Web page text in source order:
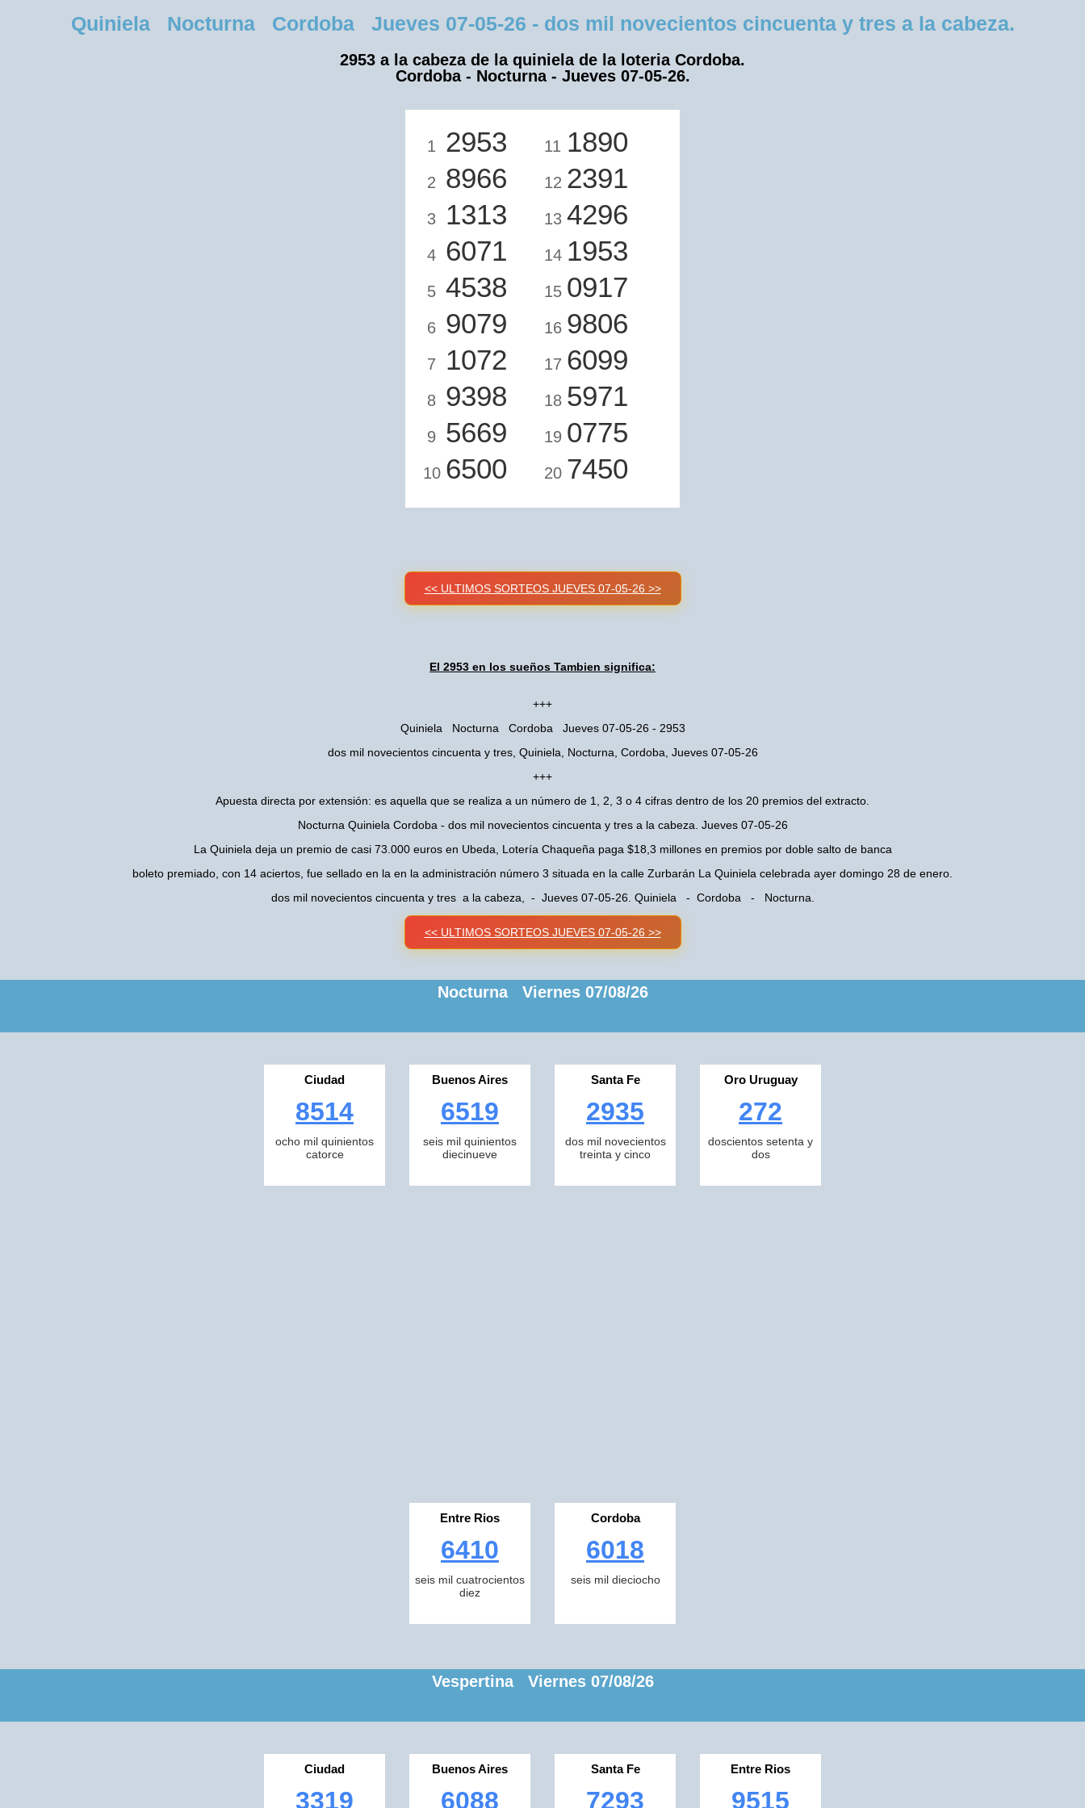
Quiniela Nocturna Cordoba Jueves 07-05-26 - dos mil novecientos cincuenta y tres a la cabeza.
2953 a la cabeza de la quiniela de la loteria Cordoba.
Cordoba - Nocturna - Jueves 07-05-26.
1 2953
2 8966
3 1313
4 6071
5 4538
6 9079
7 1072
8 9398
9 5669
10 6500
11 1890
12 2391
13 4296
14 1953
15 0917
16 9806
17 6099
18 5971
19 0775
20 7450
<< ULTIMOS SORTEOS JUEVES 07-05-26 >>
El 2953 en los sueños Tambien significa:
+++
Quiniela Nocturna Cordoba Jueves 07-05-26 - 2953
dos mil novecientos cincuenta y tres, Quiniela, Nocturna, Cordoba, Jueves 07-05-26
+++
Apuesta directa por extensión: es aquella que se realiza a un número de 1, 2, 3 o 4 cifras dentro de los 20 premios del extracto.
Nocturna Quiniela Cordoba - dos mil novecientos cincuenta y tres a la cabeza. Jueves 07-05-26
La Quiniela deja un premio de casi 73.000 euros en Ubeda, Lotería Chaqueña paga $18,3 millones en premios por doble salto de banca
boleto premiado, con 14 aciertos, fue sellado en la en la administración número 3 situada en la calle Zurbarán La Quiniela celebrada ayer domingo 28 de enero.
dos mil novecientos cincuenta y tres a la cabeza, - Jueves 07-05-26. Quiniela - Cordoba - Nocturna.
<< ULTIMOS SORTEOS JUEVES 07-05-26 >>
Nocturna Viernes 07/08/26
Ciudad
8514
ocho mil quinientos
catorce
Buenos Aires
6519
seis mil quinientos
diecinueve
Santa Fe
2935
dos mil novecientos
treinta y cinco
Oro Uruguay
272
doscientos setenta y
dos
Entre Rios
6410
seis mil cuatrocientos
diez
Cordoba
6018
seis mil dieciocho
Vespertina Viernes 07/08/26
Ciudad
3319
Buenos Aires
6088
Santa Fe
7293
Entre Rios
9515